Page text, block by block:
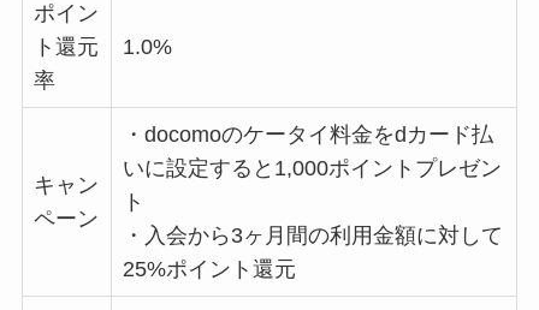
ポイン
ト還元
率
1.0%
キャン
ペーン
・docomoのケータイ料金をdカード払
いに設定すると1,000ポイントプレゼン
ト
・入会から3ヶ月間の利用金額に対して
25%ポイント還元